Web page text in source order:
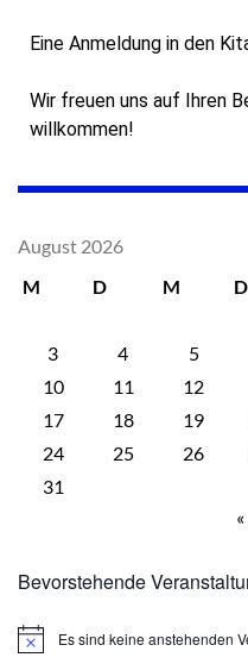
Eine Anmeldung in den
Wir freuen uns auf Ihren
willkommen!
August 2026
M
D M D
3
4 5
10
11 12
17
18 19
24
25 26
31
Bevorstehende
HinweisEs sind keine anstehenden